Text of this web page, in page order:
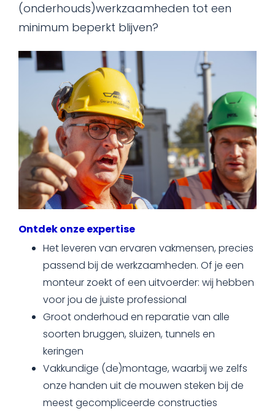
(onderhouds)werkzaamheden tot een
minimum beperkt blijven?
Ontdek onze expertise
Het leveren van ervaren vakmensen, precies
passend bij de werkzaamheden. Of je een
monteur zoekt of een uitvoerder: wij hebben
voor jou de juiste professional
Groot onderhoud en reparatie van alle
soorten bruggen, sluizen, tunnels en
keringen
Vakkundige (de)montage, waarbij we zelfs
onze handen uit de mouwen steken bij de
meest gecompliceerde constructies